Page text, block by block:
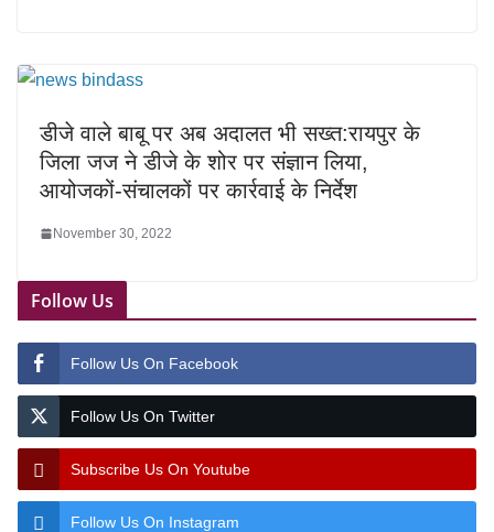
डीजे वाले बाबू पर अब अदालत भी सख्त:रायपुर के
जिला जज ने डीजे के शोर पर संज्ञान लिया,
आयोजकों-संचालकों पर कार्रवाई के निर्देश
November 30, 2022
Follow Us
Follow Us On Facebook
Follow Us On Twitter
Subscribe Us On Youtube
Follow Us On Instagram